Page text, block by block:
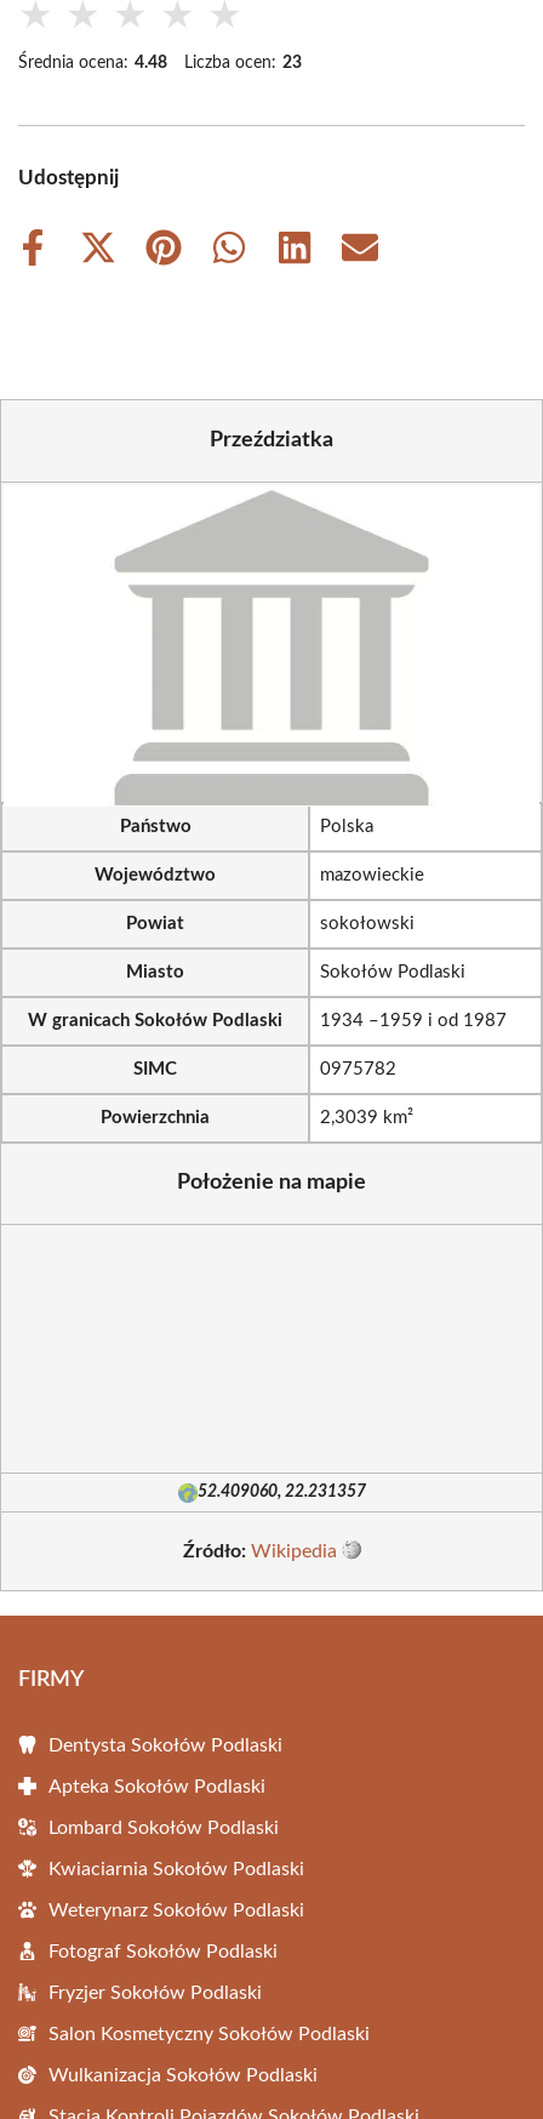
★ ★ ★ ★ ★
Średnia ocena: 4.48 Liczba ocen: 23
Udostępnij
Share
Share
Share
Share
Share
Share
Przeździatka
Państwo Polska
Województwo mazowieckie
Powiat sokołowski
Miasto Sokołów Podlaski
W granicach Sokołów Podlaski 1934 –1959 i od 1987
SIMC 0975782
Powierzchnia 2,3039 km²
Położenie na mapie
52.409060, 22.231357
Źródło: Wikipedia
FIRMY
Dentysta Sokołów Podlaski
Apteka Sokołów Podlaski
Lombard Sokołów Podlaski
Kwiaciarnia Sokołów Podlaski
Weterynarz Sokołów Podlaski
Fotograf Sokołów Podlaski
Fryzjer Sokołów Podlaski
Salon Kosmetyczny Sokołów Podlaski
Wulkanizacja Sokołów Podlaski